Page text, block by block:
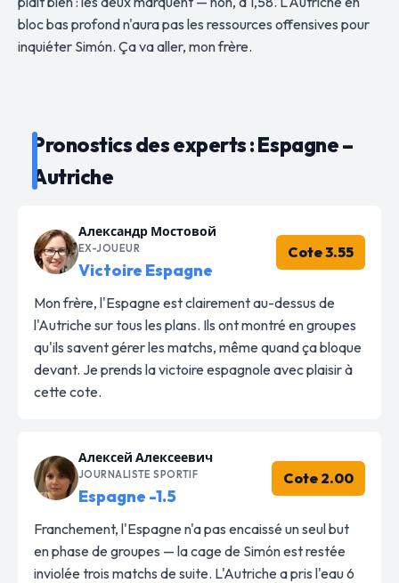
bloc bas profond n'aura pas les ressources offensives pour
inquiéter Simón. Ça va aller, mon frère.
Pronostics des experts : Espagne –
Autriche
Александр Мостовой
EX-JOUEUR
Victoire Espagne
Cote 3.55
Mon frère, l'Espagne est clairement au-dessus de
l'Autriche sur tous les plans. Ils ont montré en groupes
qu'ils savent gérer les matchs, même quand ça bloque
devant. Je prends la victoire espagnole avec plaisir à
cette cote.
Алексей Алексеевич
JOURNALISTE SPORTIF
Espagne -1.5
Cote 2.00
Franchement, l'Espagne n'a pas encaissé un seul but
en phase de groupes — la cage de Simón est restée
inviolée trois matchs de suite. L'Autriche a pris l'eau 6